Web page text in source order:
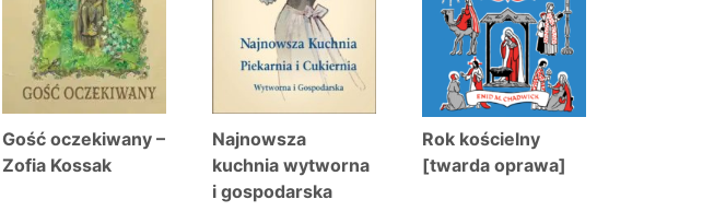
Gość oczekiwany –
Zofia Kossak
Najnowsza
kuchnia wytworna
i gospodarska
Rok kościelny
[twarda oprawa]